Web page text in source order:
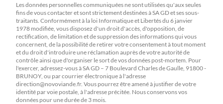
Les données personnelles communiquées ne sont utilisées qu'aux seules
fins de vous contacter et sont strictement destinées à SA GD et ses sous-
traitants. Conformément à la loi Informatique et Libertés du 6 janvier
1978 modifiée, vous disposez d'un droit d'accès, d'opposition, de
rectification, de limitation et de suppression des informations qui vous
concernent, de la possibilité de retirer votre consentement à tout moment
et du droit d'introduire une réclamation auprès de votre autorité de
contrôle ainsi que d'organiser le sort de vos données post-mortem. Pour
l'exercer, adressez-vous à SA GD – 7 Boulevard Charles de Gaulle, 91800 -
BRUNOY, ou par courrier électronique à l'adresse
direction@novoviande.fr. Vous pourrez être amené à justifier de votre
identité par voie postale, à l'adresse précitée. Nous conservons vos
données pour une durée de 3 mois.